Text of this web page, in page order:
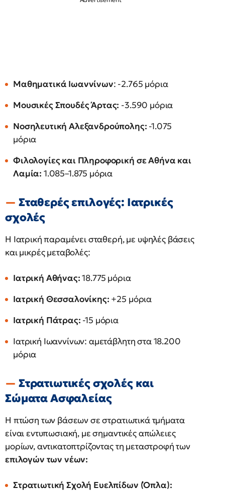
Μαθηματικά Ιωαννίνων: -2.765 μόρια
Μουσικές Σπουδές Άρτας: -3.590 μόρια
Νοσηλευτική Αλεξανδρούπολης: -1.075
μόρια
Φιλολογίες και Πληροφορική σε Αθήνα και
Λαμία: 1.085–1.875 μόρια
Σταθερές επιλογές: Ιατρικές
σχολές
Η Ιατρική παραμένει σταθερή, με υψηλές βάσεις
και μικρές μεταβολές:
Ιατρική Αθήνας:18.775 μόρια
Ιατρική Θεσσαλονίκης: +25 μόρια
Ιατρική Πάτρας: -15 μόρια
Ιατρική Ιωαννίνων: αμετάβλητη στα 18.200
μόρια
Στρατιωτικές σχολές και
Σώματα Ασφαλείας
Η πτώση των βάσεων σε στρατιωτικά τμήματα
είναι εντυπωσιακή, με σημαντικές απώλειες
μορίων, αντικατοπτρίζοντας τη μεταστροφή των
επιλογών των νέων:
Στρατιωτική Σχολή Ευελπίδων (Όπλα):